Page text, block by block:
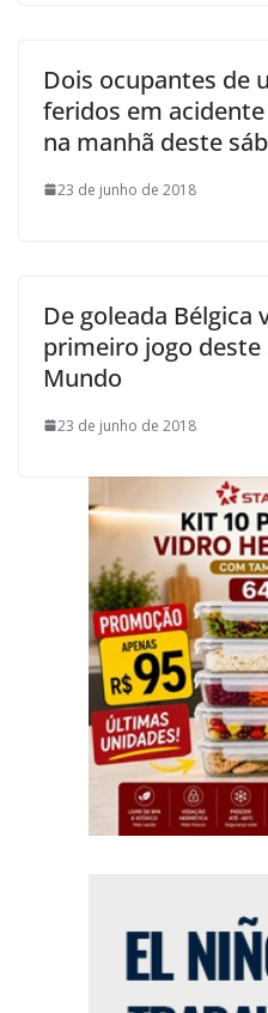
Dois ocupantes de
feridos em
na manhã deste
23 de junho de 2018
De goleada Bélgica
primeiro jogo deste
Mundo
23 de junho de 2018